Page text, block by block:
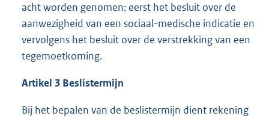
acht worden genomen: eerst het besluit over de
aanwezigheid van een sociaal-medische indicatie en
vervolgens het besluit over de verstrekking van een
tegemoetkoming.
Artikel 3 Beslistermijn
Bij het bepalen van de beslistermijn dient rekening